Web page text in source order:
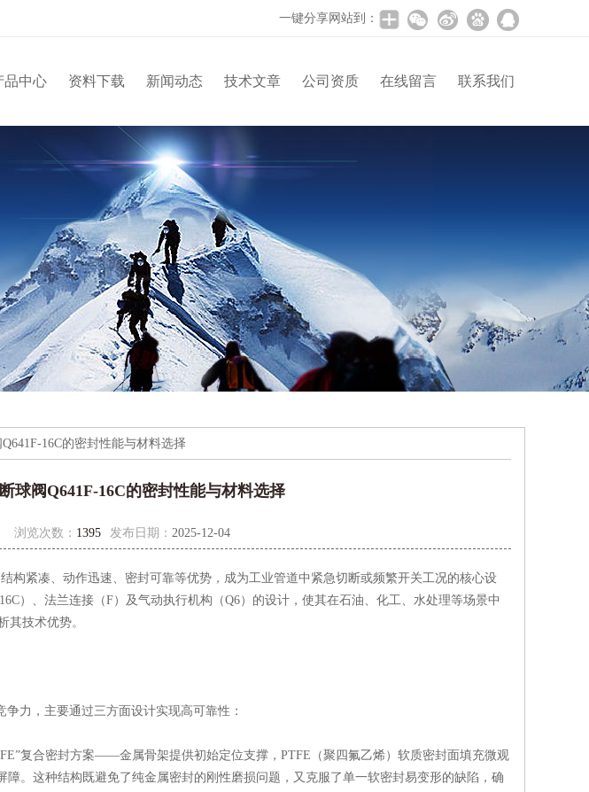
一键分享网站到：
品中心 资料下载 新闻动态 技术文章 公司资质 在线留言 联系我们
16C的密封性能与材料选择
球阀Q641F-16C的密封性能与材料选择
浏览次数： 1395 发布日期： 2025-12-04
结构紧凑、动作迅速、密封可靠等优势，成为工业管道中紧急切断或频繁开关工况的核心设
）、法兰连接（F）及气动执行机构（Q6）的设计，使其在石油、化工、水处理等场景中
其技术优势。
力，主要通过三方面设计实现高可靠性：
复合密封方案——金属骨架提供初始定位支撑，PTFE（聚四氟乙烯）软质密封面填充微观
障。这种结构既避免了纯金属密封的刚性磨损问题，又克服了单一软密封易变形的缺陷，确